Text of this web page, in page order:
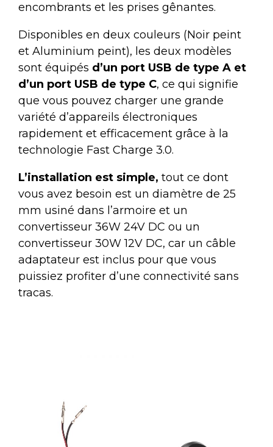
encombrants et les prises gênantes.
Disponibles en deux couleurs (Noir peint
et Aluminium peint), les deux modèles
sont équipés d’un port USB de type A et
d’un port USB de type C, ce qui signifie
que vous pouvez charger une grande
variété d’appareils électroniques
rapidement et efficacement grâce à la
technologie Fast Charge 3.0.
L’installation est simple, tout ce dont
vous avez besoin est un diamètre de 25
mm usiné dans l’armoire et un
convertisseur 36W 24V DC ou un
convertisseur 30W 12V DC, car un câble
adaptateur est inclus pour que vous
puissiez profiter d’une connectivité sans
tracas.